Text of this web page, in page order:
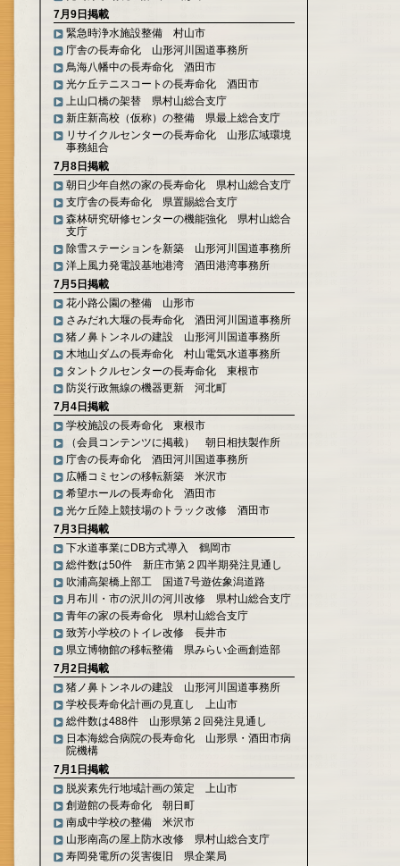
7月9日掲載
緊急時浄水施設整備 村山市
庁舎の長寿命化 山形河川国道事務所
鳥海八幡中の長寿命化 酒田市
光ケ丘テニスコートの長寿命化 酒田市
上山口橋の架替 県村山総合支庁
新庄新高校（仮称）の整備 県最上総合支庁
リサイクルセンターの長寿命化 山形広域環境
事務組合
7月8日掲載
朝日少年自然の家の長寿命化 県村山総合支庁
支庁舎の長寿命化 県置賜総合支庁
森林研究研修センターの機能強化 県村山総合
支庁
除雪ステーションを新築 山形河川国道事務所
洋上風力発電設基地港湾 酒田港湾事務所
7月5日掲載
花小路公園の整備 山形市
さみだれ大堰の長寿命化 酒田河川国道事務所
猪ノ鼻トンネルの建設 山形河川国道事務所
木地山ダムの長寿命化 村山電気水道事務所
タントクルセンターの長寿命化 東根市
防災行政無線の機器更新 河北町
7月4日掲載
学校施設の長寿命化 東根市
（会員コンテンツに掲載） 朝日相扶製作所
庁舎の長寿命化 酒田河川国道事務所
広幡コミセンの移転新築 米沢市
希望ホールの長寿命化 酒田市
光ケ丘陸上競技場のトラック改修 酒田市
7月3日掲載
下水道事業にDB方式導入 鶴岡市
総件数は50件 新庄市第２四半期発注見通し
吹浦高架橋上部工 国道7号遊佐象潟道路
月布川・市の沢川の河川改修 県村山総合支庁
青年の家の長寿命化 県村山総合支庁
致芳小学校のトイレ改修 長井市
県立博物館の移転整備 県みらい企画創造部
7月2日掲載
猪ノ鼻トンネルの建設 山形河川国道事務所
学校長寿命化計画の見直し 上山市
総件数は488件 山形県第２回発注見通し
日本海総合病院の長寿命化 山形県・酒田市病
院機構
7月1日掲載
脱炭素先行地域計画の策定 上山市
創遊館の長寿命化 朝日町
南成中学校の整備 米沢市
山形南高の屋上防水改修 県村山総合支庁
寿岡発電所の災害復旧 県企業局